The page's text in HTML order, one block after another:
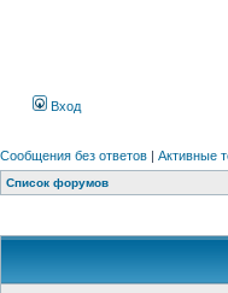
Вход
Сообщения без ответов | Активные
Список форумов